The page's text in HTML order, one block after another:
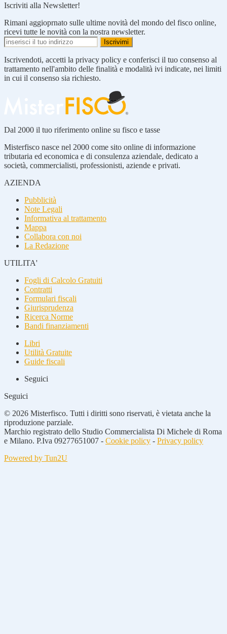
Iscriviti alla Newsletter!
Rimani aggioprnato sulle ultime novità del mondo del fisco online,
ricevi tutte le novità con la nostra newsletter.
Iscrivendoti, accetti la privacy policy e conferisci il tuo consenso al
trattamento nell'ambito delle finalità e modalità ivi indicate, nei limiti
in cui il consenso sia richiesto.
Dal 2000 il tuo riferimento online su fisco e tasse
Misterfisco nasce nel 2000 come sito online di informazione
tributaria ed economica e di consulenza aziendale, dedicato a
società, commercialisti, professionisti, aziende e privati.
AZIENDA
Pubblicità
Note Legali
Informativa al trattamento
Mappa
Collabora con noi
La Redazione
UTILITA'
Fogli di Calcolo Gratuiti
Contratti
Formulari fiscali
Giurisprudenza
Ricerca Norme
Bandi finanziamenti
Libri
Utilità Gratuite
Guide fiscali
Seguici
Seguici
© 2026 Misterfisco. Tutti i diritti sono riservati, è vietata anche la
riproduzione parziale.
Marchio registrato dello Studio Commercialista Di Michele di Roma
e Milano. P.Iva 09277651007 - Cookie policy - Privacy policy
Powered by Tun2U